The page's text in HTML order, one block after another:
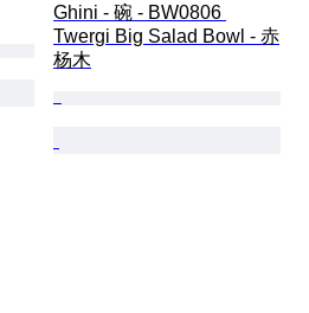
Ghini - 碗 - BW0806
Twergi Big Salad Bowl - 赤
杨木